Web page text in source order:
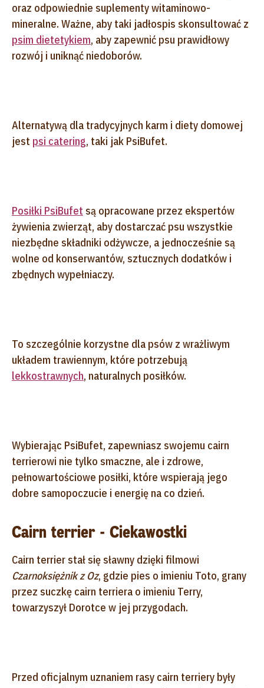
oraz odpowiednie suplementy witaminowo-
mineralne. Ważne, aby taki jadłospis skonsultować z
psim dietetykiem, aby zapewnić psu prawidłowy
rozwój i uniknąć niedoborów.
Alternatywą dla tradycyjnych karm i diety domowej
jest psi catering, taki jak PsiBufet.
Posiłki PsiBufet są opracowane przez ekspertów
żywienia zwierząt, aby dostarczać psu wszystkie
niezbędne składniki odżywcze, a jednocześnie są
wolne od konserwantów, sztucznych dodatków i
zbędnych wypełniaczy.
To szczególnie korzystne dla psów z wrażliwym
układem trawiennym, które potrzebują
lekkostrawnych, naturalnych posiłków.
Wybierając PsiBufet, zapewniasz swojemu cairn
terrierowi nie tylko smaczne, ale i zdrowe,
pełnowartościowe posiłki, które wspierają jego
dobre samopoczucie i energię na co dzień.
Cairn terrier - Ciekawostki
Cairn terrier stał się sławny dzięki filmowi
Czarnoksiężnik z Oz, gdzie pies o imieniu Toto, grany
przez suczkę cairn terriera o imieniu Terry,
towarzyszył Dorotce w jej przygodach.
Przed oficjalnym uznaniem rasy cairn terriery były